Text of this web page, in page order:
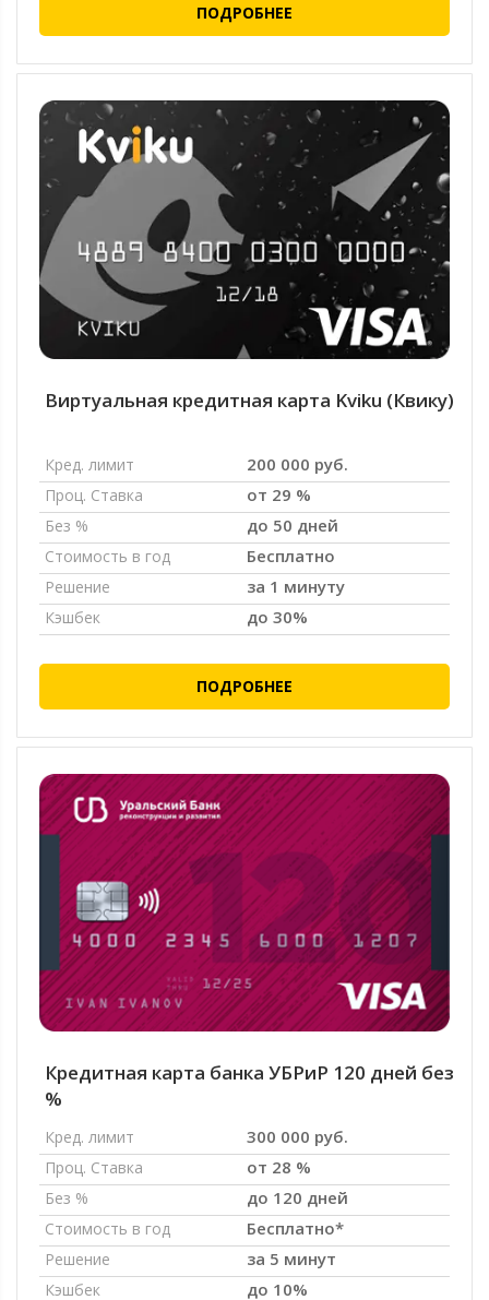
ПОДРОБНЕЕ
Виртуальная кредитная карта Kviku (Квику)
Кред. лимит 200 000 руб.
Проц. Ставка от 29 %
Без % до 50 дней
Стоимость в год Бесплатно
Решение за 1 минуту
Кэшбек до 30%
ПОДРОБНЕЕ
Кредитная карта банка УБРиР 120 дней без
%
Кред. лимит 300 000 руб.
Проц. Ставка от 28 %
Без % до 120 дней
Стоимость в год Бесплатно*
Решение за 5 минут
Кэшбек до 10%